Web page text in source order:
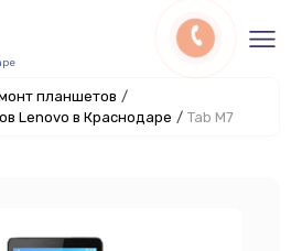
планшетов /
Lenovo в Краснодаре / Tab M7